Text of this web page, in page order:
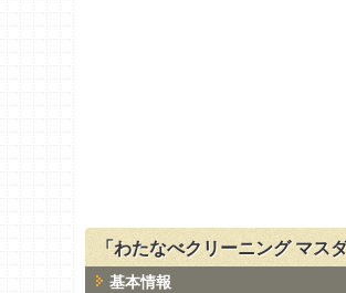
「わたなべクリーニング マス
基本情報